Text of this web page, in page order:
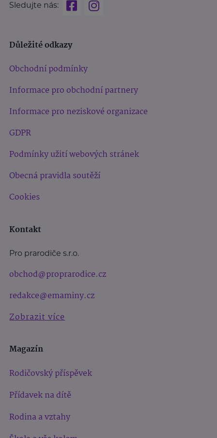
Sledujte nás:
Důležité odkazy
Obchodní podmínky
Informace pro obchodní partnery
Informace pro neziskové organizace
GDPR
Podmínky užití webových stránek
Obecná pravidla soutěží
Cookies
Kontakt
Pro prarodiče s.r.o.
obchod@proprarodice.cz
redakce@emaminy.cz
Zobrazit více
Magazín
Rodičovský příspěvek
Přídavek na dítě
Rodina a vztahy